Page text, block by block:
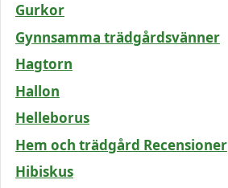
Gurkor
Gynnsamma trädgårdsvänner
Hagtorn
Hallon
Helleborus
Hem och trädgård Recensioner
Hibiskus